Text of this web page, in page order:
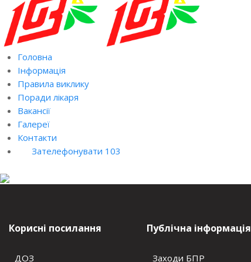
Головна
Інформація
Правила виклику
Поради лікаря
Вакансії
Галереї
Контакти
Зателефонувати 103
Корисні посилання
ДОЗ
Публічна інформація
Заходи БПР